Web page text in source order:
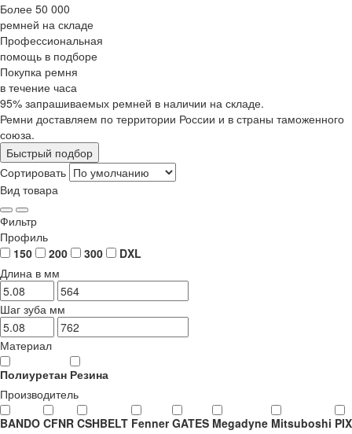
Более 50 000
ремней на складе
Профессиональная
помощь в подборе
Покупка ремня
в течение часа
95% запрашиваемых ремней в наличии на складе.
Ремни доставляем по территории России и в страны таможенного
союза.
Быстрый подбор
Сортировать
Вид товара
Фильтр
Профиль
150
200 300
DXL
Длина в мм
Шаг зуба мм
Материал
Полиуретан Резина
Производитель
BANDO CFNR CSHBELT Fenner GATES Megadyne Mitsuboshi PIX